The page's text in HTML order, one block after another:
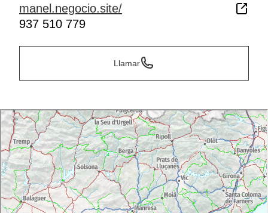
manel.negocio.site/
937 510 779
Llamar